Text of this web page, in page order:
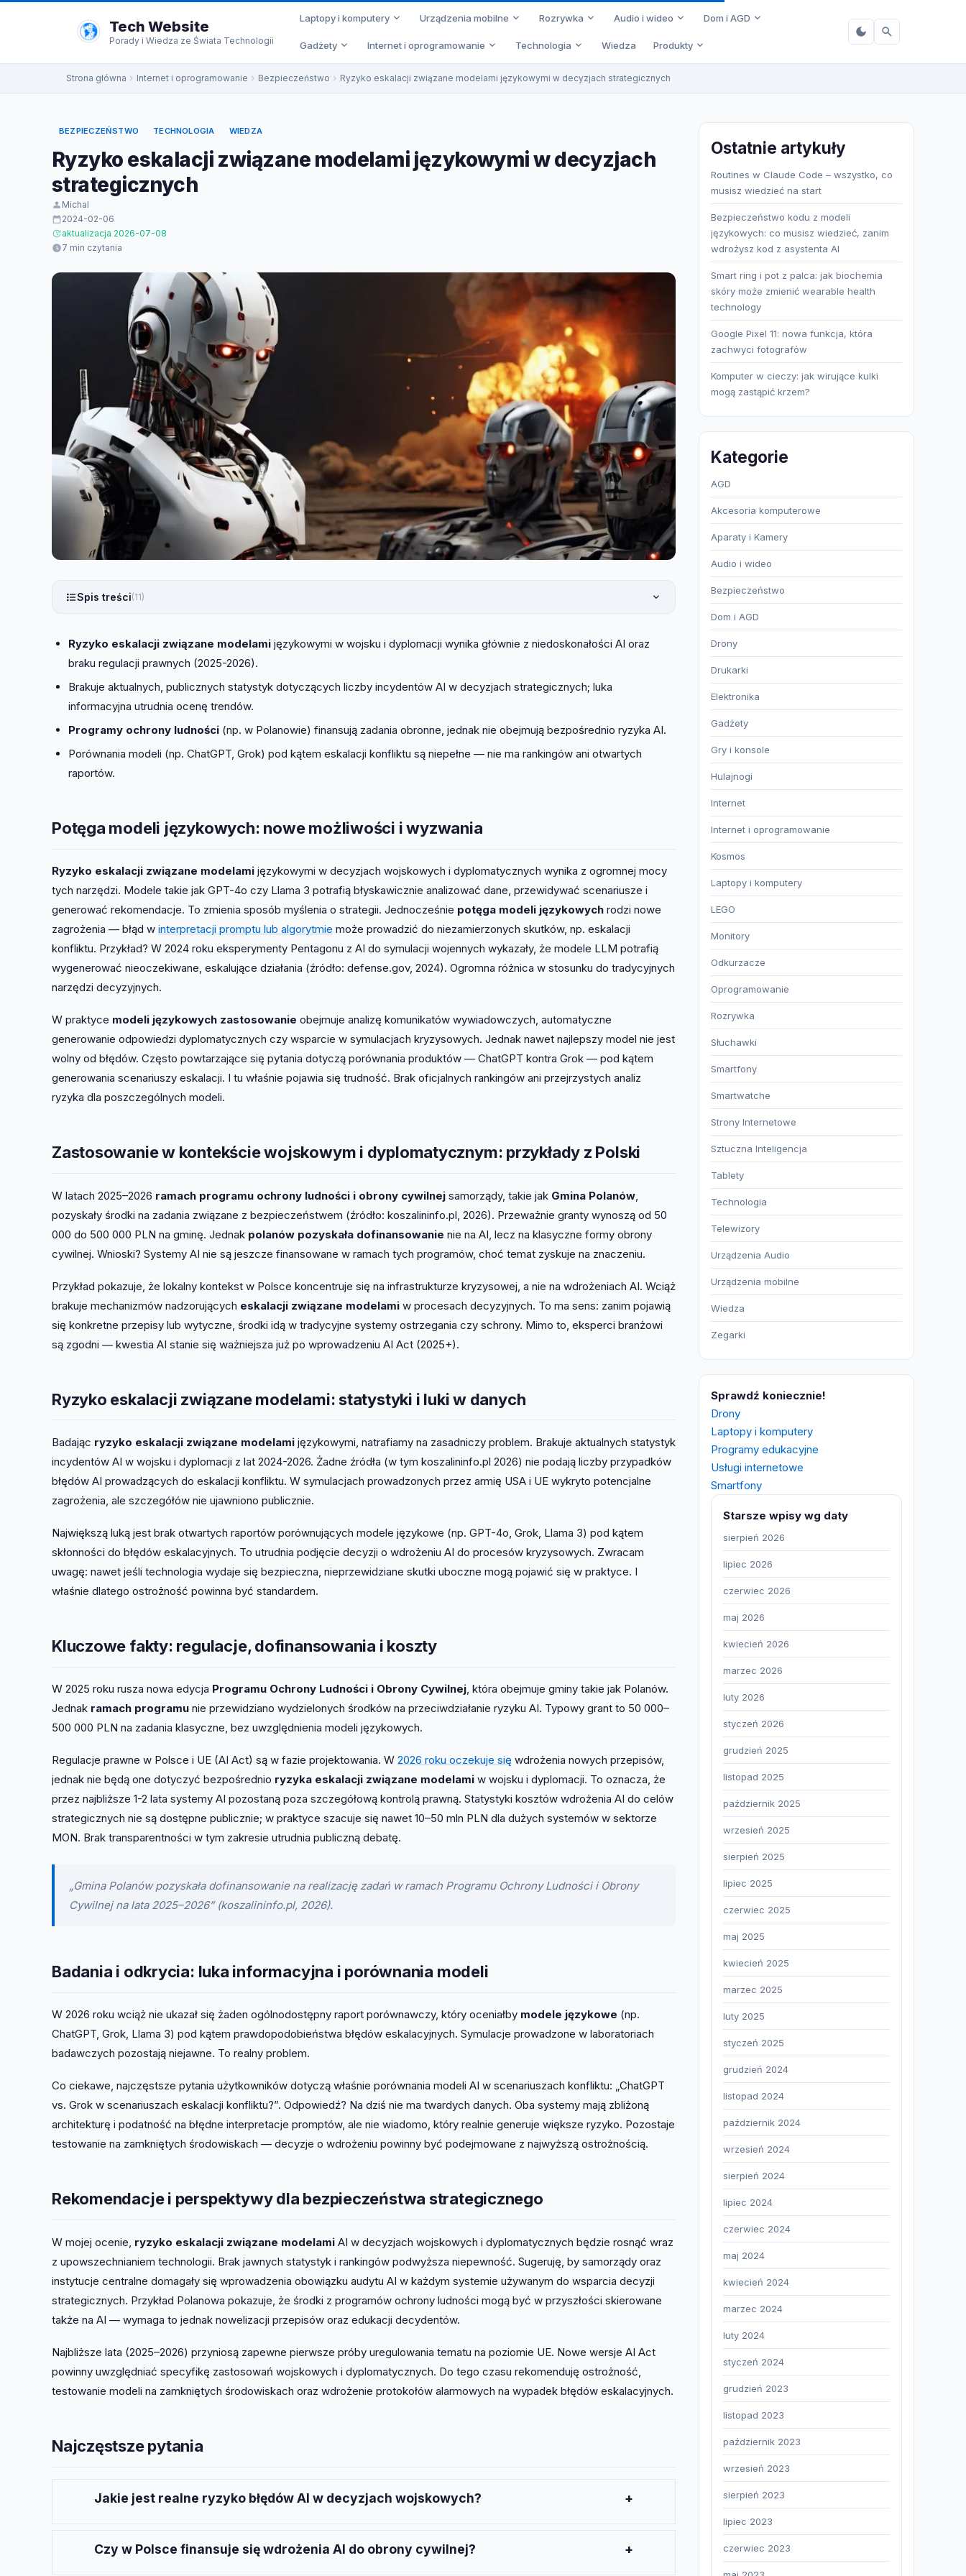
do
Tech Website
Porady i Wiedza ze Świata Technologii
Laptopy i komputery Urządzenia mobilne Rozrywka Audio i wideo Dom i AGD
Gadżety Internet i oprogramowanie Technologia Wiedza Produkty
Strona główna Internet i oprogramowanie Bezpieczeństwo Ryzyko eskalacji związane modelami językowymi w decyzjach strategicznych
BEZPIECZEŃSTWO TECHNOLOGIA WIEDZA
Ryzyko eskalacji związane modelami językowymi w decyzjach
strategicznych
Michal
2024-02-06
aktualizacja 2026-07-08
7 min czytania
Spis treści(11)
Ryzyko eskalacji związane modelamijęzykowymi w wojsku i dyplomacji wynika głównie z niedoskonałości AI oraz
braku regulacji prawnych (2025-2026).
Brakuje aktualnych, publicznych statystyk dotyczących liczby incydentów AI w decyzjach strategicznych; luka
informacyjna utrudnia ocenę trendów.
Programy ochrony ludności(np. w Polanowie) finansują zadania obronne, jednak nie obejmują bezpośrednio ryzyka AI.
Porównania modeli (np. ChatGPT, Grok) pod kątem eskalacji konfliktu są niepełne — nie ma rankingów ani otwartych
raportów.
Potęga modeli językowych: nowe możliwości i wyzwania
Ryzyko eskalacji związane modelami językowymi w decyzjach wojskowych i dyplomatycznych wynika z ogromnej mocy
tych narzędzi. Modele takie jak GPT-4o czy Llama 3 potrafią błyskawicznie analizować dane, przewidywać scenariusze i
generować rekomendacje. To zmienia sposób myślenia o strategii. Jednocześnie potęga modeli językowych rodzi nowe
zagrożenia — błąd w interpretacji promptu lub algorytmie może prowadzić do niezamierzonych skutków, np. eskalacji
konfliktu. Przykład? W 2024 roku eksperymenty Pentagonu z AI do symulacji wojennych wykazały, że modele LLM potrafią
wygenerować nieoczekiwane, eskalujące działania (źródło: defense.gov, 2024). Ogromna różnica w stosunku do tradycyjnych
narzędzi decyzyjnych.
W praktyce modeli językowych zastosowanie obejmuje analizę komunikatów wywiadowczych, automatyczne
generowanie odpowiedzi dyplomatycznych czy wsparcie w symulacjach kryzysowych. Jednak nawet najlepszy model nie jest
wolny od błędów. Często powtarzające się pytania dotyczą porównania produktów — ChatGPT kontra Grok — pod kątem
generowania scenariuszy eskalacji. I tu właśnie pojawia się trudność. Brak oficjalnych rankingów ani przejrzystych analiz
ryzyka dla poszczególnych modeli.
Zastosowanie w kontekście wojskowym i dyplomatycznym: przykłady z Polski
W latach 2025–2026 ramach programu ochrony ludności i obrony cywilnej samorządy, takie jak Gmina Polanów
pozyskały środki na zadania związane z bezpieczeństwem (źródło: koszalininfo.pl, 2026). Przeważnie granty wynoszą od 50
000 do 500 000 PLN na gminę. Jednak polanów pozyskała dofinansowanie nie na AI, lecz na klasyczne formy obrony
cywilnej. Wnioski? Systemy AI nie są jeszcze finansowane w ramach tych programów, choć temat zyskuje na znaczeniu.
Przykład pokazuje, że lokalny kontekst w Polsce koncentruje się na infrastrukturze kryzysowej, a nie na wdrożeniach AI. Wciąż
brakuje mechanizmów nadzorujących eskalacji związane modelami w procesach decyzyjnych. To ma sens: zanim pojawią
się konkretne przepisy lub wytyczne, środki idą w tradycyjne systemy ostrzegania czy schrony. Mimo to, eksperci branżowi
są zgodni — kwestia AI stanie się ważniejsza już po wprowadzeniu AI Act (2025+).
Ryzyko eskalacji związane modelami: statystyki i luki w danych
Badając ryzyko eskalacji związane modelami językowymi, natrafiamy na zasadniczy problem. Brakuje aktualnych statystyk
incydentów AI w wojsku i dyplomacji z lat 2024-2026. Żadne źródła (w tym koszalininfo.pl 2026) nie podają liczby przypadków
błędów AI prowadzących do eskalacji konfliktu. W symulacjach prowadzonych przez armię USA i UE wykryto potencjalne
zagrożenia, ale szczegółów nie ujawniono publicznie.
Największą luką jest brak otwartych raportów porównujących modele językowe (np. GPT-4o, Grok, Llama 3) pod kątem
skłonności do błędów eskalacyjnych. To utrudnia podjęcie decyzji o wdrożeniu AI do procesów kryzysowych. Zwracam
uwagę: nawet jeśli technologia wydaje się bezpieczna, nieprzewidziane skutki uboczne mogą pojawić się w praktyce. I
właśnie dlatego ostrożność powinna być standardem.
Kluczowe fakty: regulacje, dofinansowania i koszty
W 2025 roku rusza nowa edycja Programu Ochrony Ludności i Obrony Cywilnej, która obejmuje gminy takie jak Polanów.
Jednak ramach programu nie przewidziano wydzielonych środków na przeciwdziałanie ryzyku AI. Typowy grant to 50 000–
500 000 PLN na zadania klasyczne, bez uwzględnienia modeli językowych.
Regulacje prawne w Polsce i UE (AI Act) są w fazie projektowania. W 2026 roku oczekuje się wdrożenia nowych przepisów,
jednak nie będą one dotyczyć bezpośrednio ryzyka eskalacji związane modelami w wojsku i dyplomacji. To oznacza, że
przez najbliższe 1-2 lata systemy AI pozostaną poza szczegółową kontrolą prawną. Statystyki kosztów wdrożenia AI do celów
strategicznych nie są dostępne publicznie; w praktyce szacuje się nawet 10–50 mln PLN dla dużych systemów w sektorze
MON. Brak transparentności w tym zakresie utrudnia publiczną debatę.
„Gmina Polanów pozyskała dofinansowanie na realizację zadań w ramach Programu Ochrony Ludności i Obrony
Cywilnej na lata 2025–2026” (koszalininfo.pl, 2026).
Badania i odkrycia: luka informacyjna i porównania modeli
W 2026 roku wciąż nie ukazał się żaden ogólnodostępny raport porównawczy, który oceniałby modele językowe (np.
ChatGPT, Grok, Llama 3) pod kątem prawdopodobieństwa błędów eskalacyjnych. Symulacje prowadzone w laboratoriach
badawczych pozostają niejawne. To realny problem.
Co ciekawe, najczęstsze pytania użytkowników dotyczą właśnie porównania modeli AI w scenariuszach konfliktu: „ChatGPT
vs. Grok w scenariuszach eskalacji konfliktu?”. Odpowiedź? Na dziś nie ma twardych danych. Oba systemy mają zbliżoną
architekturę i podatność na błędne interpretacje promptów, ale nie wiadomo, który realnie generuje większe ryzyko. Pozostaje
testowanie na zamkniętych środowiskach — decyzje o wdrożeniu powinny być podejmowane z najwyższą ostrożnością.
Rekomendacje i perspektywy dla bezpieczeństwa strategicznego
W mojej ocenie, ryzyko eskalacji związane modelami AI w decyzjach wojskowych i dyplomatycznych będzie rosnąć wraz
z upowszechnianiem technologii. Brak jawnych statystyk i rankingów podwyższa niepewność. Sugeruję, by samorządy oraz
instytucje centralne domagały się wprowadzenia obowiązku audytu AI w każdym systemie używanym do wsparcia decyzji
strategicznych. Przykład Polanowa pokazuje, że środki z programów ochrony ludności mogą być w przyszłości skierowane
także na AI — wymaga to jednak nowelizacji przepisów oraz edukacji decydentów.
Najbliższe lata (2025–2026) przyniosą zapewne pierwsze próby uregulowania tematu na poziomie UE. Nowe wersje AI Act
powinny uwzględniać specyfikę zastosowań wojskowych i dyplomatycznych. Do tego czasu rekomenduję ostrożność,
testowanie modeli na zamkniętych środowiskach oraz wdrożenie protokołów alarmowych na wypadek błędów eskalacyjnych.
Najczęstsze pytania
Jakie jest realne ryzyko błędów AI w decyzjach wojskowych?
modele językowe pozostaje jednym z głównych zagrożeń, szczególnie w symulacjach wojennych.
Czy w Polsce finansuje się wdrożenia AI do obrony cywilnej?
Ostatnie artykuły
Routines w Claude Code – wszystko, co
musisz wiedzieć na start
Bezpieczeństwo kodu z modeli
językowych: co musisz wiedzieć, zanim
wdrożysz kod z asystenta AI
Smart ring i pot z palca: jak biochemia
skóry może zmienić wearable health
technology
Google Pixel 11: nowa funkcja, która
zachwyci fotografów
Komputer w cieczy: jak wirujące kulki
mogą zastąpić krzem?
Kategorie
AGD
Akcesoria komputerowe
Aparaty i Kamery
Audio i wideo
Bezpieczeństwo
Dom i AGD
Drony
Drukarki
Elektronika
Gadżety
Gry i konsole
Hulajnogi
Internet
Internet i oprogramowanie
Kosmos
Laptopy i komputery
LEGO
Monitory
Odkurzacze
Oprogramowanie
Rozrywka
Słuchawki
Smartfony
Smartwatche
Strony Internetowe
Sztuczna Inteligencja
Tablety
Technologia
Telewizory
Urządzenia Audio
Urządzenia mobilne
Wiedza
Zegarki
Sprawdź koniecznie!
Drony
Laptopy i komputery
Programy edukacyjne
Usługi internetowe
Smartfony
Starsze wpisy wg daty
sierpień 2026
lipiec 2026
czerwiec 2026
maj 2026
kwiecień 2026
marzec 2026
luty 2026
styczeń 2026
grudzień 2025
listopad 2025
październik 2025
wrzesień 2025
sierpień 2025
lipiec 2025
czerwiec 2025
maj 2025
kwiecień 2025
marzec 2025
luty 2025
styczeń 2025
grudzień 2024
listopad 2024
październik 2024
wrzesień 2024
sierpień 2024
lipiec 2024
czerwiec 2024
maj 2024
kwiecień 2024
marzec 2024
luty 2024
styczeń 2024
grudzień 2023
listopad 2023
październik 2023
wrzesień 2023
sierpień 2023
lipiec 2023
czerwiec 2023